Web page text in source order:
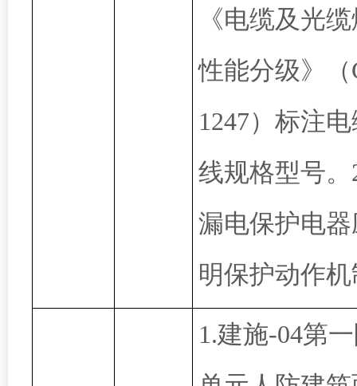
《电缆及光
性能分级》（
1247）标注
线规格型号。
漏电保护电
明保护动作
1.建施-04第